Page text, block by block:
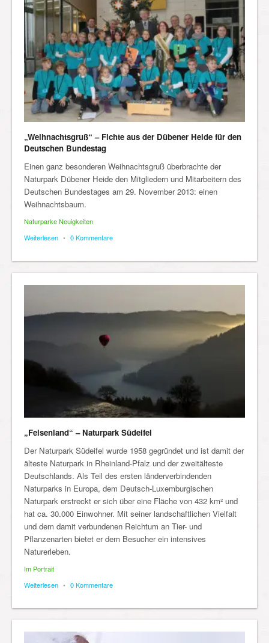
„Weihnachtsgruß“ – Fichte aus der Dübener Heide für den
Deutschen Bundestag
Einen ganz besonderen Weihnachtsgruß überbrachte der
Naturpark Dübener Heide den Mitgliedern und Mitarbeitern des
Deutschen Bundestages am 29. November 2013: einen
Weihnachtsbaum.
Naturparke Neuigkeiten
Weiterlesen • 0 Kommentare
„Felsenland“ – Naturpark Südeifel
Der Naturpark Südeifel wurde 1958 gegründet und ist damit der
älteste Naturpark in Rheinland-Pfalz und der zweitälteste
Deutschlands. Als Teil des ersten länderverbindenden
Naturparks in Europa, dem Deutsch-Luxemburgischen
Naturpark erstreckt er sich über eine Fläche von 432 km² und
hat ca. 30.000 Einwohner. Mit seiner landschaftlichen Vielfalt
und dem damit verbundenen Reichtum an Tier- und
Pflanzenarten bietet er dem Besucher ein intensives
Naturerleben.
Im Portrait
Weiterlesen • 0 Kommentare